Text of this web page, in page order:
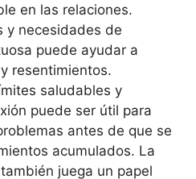
en las relaciones.
y necesidades de
puede ayudar a
resentimientos.
saludables y
puede ser útil para
antes de que se
acumulados. La
juega un papel